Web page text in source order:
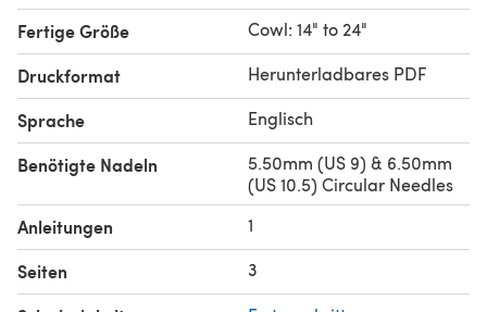
Fertige Größe Cowl: 14" to 24"
Druckformat Herunterladbares PDF
Sprache Englisch
Benötigte Nadeln
5.50mm (US 9) & 6.50mm
(US 10.5) Circular Needles
Anleitungen 1
Seiten 3